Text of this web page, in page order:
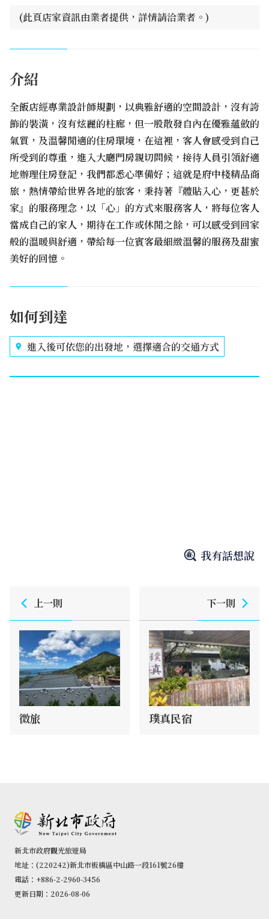
(此頁店家資訊由業者提供，詳情請洽業者。)
介紹
全飯店經專業設計師規劃，以典雅舒適的空間設計，沒有誇
飾的裝潢，沒有炫麗的柱廊，但一股散發自內在優雅蘊斂的
氣質，及溫馨閒適的住房環境，在這裡，客人會感受到自己
所受到的尊重，進入大廳門房親切問候，接待人員引領舒適
地辦理住房登記，我們都悉心準備好；這就是府中棧精品商
旅，熱情帶給世界各地的旅客，秉持著『體貼入心，更甚於
家』的服務理念，以「心」的方式來服務客人，將每位客人
當成自己的家人，期待在工作或休閒之餘，可以感受到回家
般的溫暖與舒適，帶給每一位賓客最細緻溫馨的服務及甜蜜
美好的回憶。
如何到達
進入後可依您的出發地，選擇適合的交通方式
我有話想說
上一則
微旅
下一則
璞真民宿
新北市政府觀光旅遊局
地址：(220242)新北市板橋區中山路一段161號26樓
電話：+886-2-2960-3456
更新日期：2026-08-06